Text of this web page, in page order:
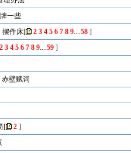
一些
摆件床[ 2 3 4 5 6 7 8 9....58]
2 3 4 5 6 7 8 9....59]
壁赋词
[ 2]